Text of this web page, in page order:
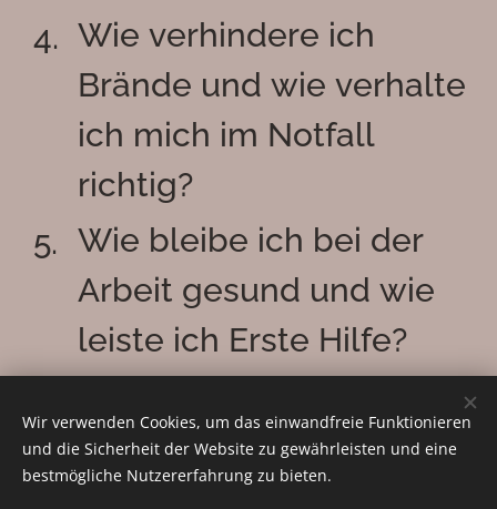
Wie verhindere ich
Brände und wie verhalte
ich mich im Notfall
richtig?
Wie bleibe ich bei der
Arbeit gesund und wie
leiste ich Erste Hilfe?
Unternehmensberatung H.S.E. Consulting GmbH
Wir verwenden Cookies, um das einwandfreie Funktionieren
und die Sicherheit der Website zu gewährleisten und eine
bestmögliche Nutzererfahrung zu bieten.